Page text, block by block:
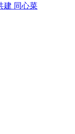
建 同心菜